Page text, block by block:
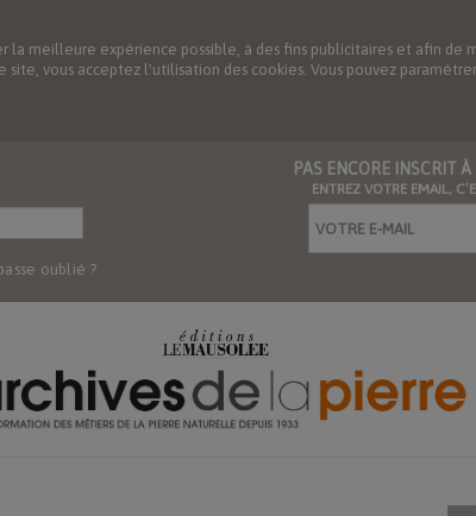
la meilleure expérience possible, à des fins publicitaires et afin de
site, vous acceptez l'utilisation des cookies. Vous pouvez
oublié ?
PAS ENCORE INSCRIT
ENTREZ VOTRE EMAIL,